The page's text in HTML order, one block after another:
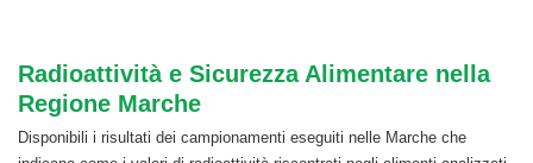
Radioattività e Sicurezza Alimentare nella
Regione Marche
Disponibili i risultati dei campionamenti eseguiti nelle Marche che